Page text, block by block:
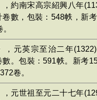
，約南宋高宗紹興八年
卷數，包裝：548帙，新
，元英宗至治二年
數。包裝：591帙。新考
卷。
，元世祖至元二十七年